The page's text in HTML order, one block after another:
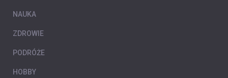
NAUKA
ZDROWIE
PODRÓŻE
HOBBY